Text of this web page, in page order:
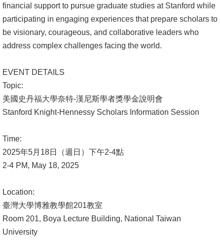
教
深
耕
法
文
件
輔
&
學
捐
款
financial support to pursue graduate studies at Stanford while
participating in engaging experiences that prepare scholars to
be visionary, courageous, and collaborative leaders who
address complex challenges facing the world.
EVENT DETAILS
Topic:
美國史丹福大學奈特-漢尼斯學者獎學金說明會
Stanford Knight-Hennessy Scholars Information Session
Time:
2025年5月18日（週日）下午2-4點
2-4 PM, May 18, 2025
Location:
臺灣大學博雅教學館201教室
Room 201, Boya Lecture Building, National Taiwan
University